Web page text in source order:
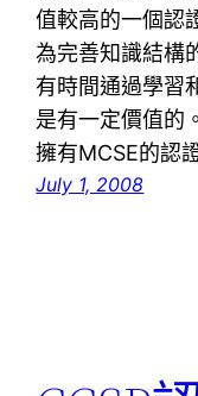
值較高的一個認
為完善知識結構
有時間通過學習
是有一定價值的
擁有MCSE的認
July 1, 2008